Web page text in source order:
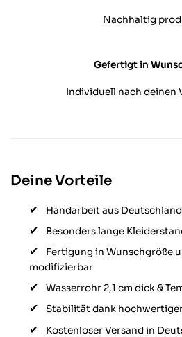
Nachhaltig
Gefertigt in
Individuell nach deinen
Deine Vorteile
Handarbeit aus
Besonders lange
Fertigung in Wunschgröße
modifizierbar
Wasserrohr 2,1 cm dick &
Stabilität dank
Kostenloser Versand in